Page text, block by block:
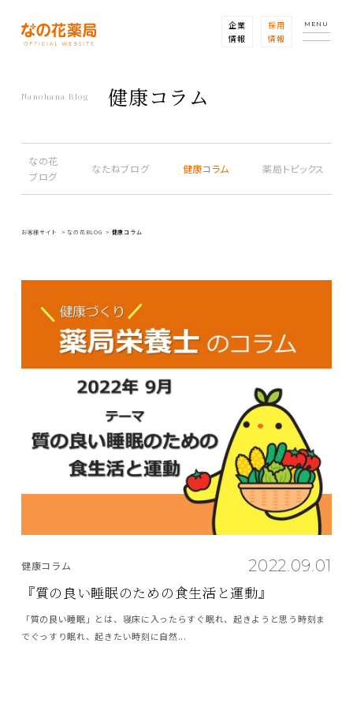
企業
情報
採用
情報
MENU
Nanohana Blog 健康コラム
なの花
ブログ
なたねブログ 健康コラム 薬局トピックス
お客様サイト なの花BLOG 健康コラム
2022.09.01
健康コラム
『質の良い睡眠のための食生活と運動』
「質の良い睡眠」とは、寝床に入ったらすぐ眠れ、起きようと思う時刻ま
でぐっすり眠れ、起きたい時刻に自然...